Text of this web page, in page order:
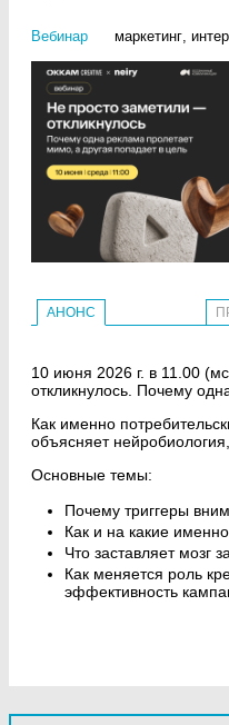
Вебинар маркетинг,
АНОНС
10 июня 2026 г. в 11.00
откликнулось. Почему
Как именно
объясняет
Основные темы:
Почему триггеры
Как и на какие
Что заставляет мозг
Как меняется роль
эффективность